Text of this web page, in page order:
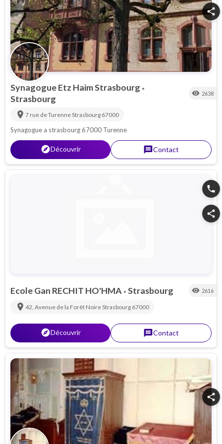
share
Synagogue Etz Haim Strasbourg •
Strasbourg visibility 2638
location_on 7 rue de TurenneStrasbourg 67000
Synagogue a strasbourg 67000 Turenne
explorerDécouvrir messageContact
phone
share
Ecole Gan RECHIT HO'HMA • Strasbourg visibility 2616
location_on 42, Avenue de la Forêt NoireStrasbourg 67000
explorerDécouvrir messageContact
share